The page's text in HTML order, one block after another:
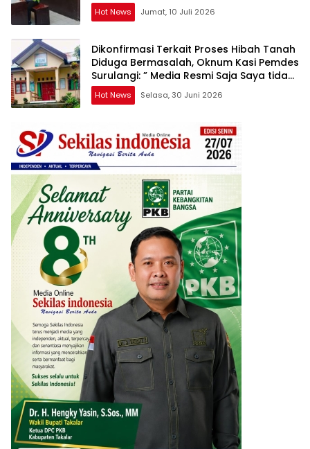
Hot News Jumat, 10 Juli 2026
Dikonfirmasi Terkait Proses Hibah Tanah
Diduga Bermasalah, Oknum Kasi Pemdes
Surulangi: ” Media Resmi Saja Saya tidak
Takut apalagi Media Abal Abal Seperti
Kalian”
Hot News Selasa, 30 Juni 2026